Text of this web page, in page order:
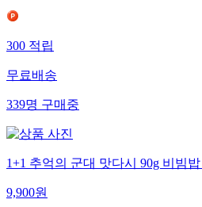
300적립
무료배송
339명구매중
1+1 추억의 군대 맛다시 90g 비빔
9,900원